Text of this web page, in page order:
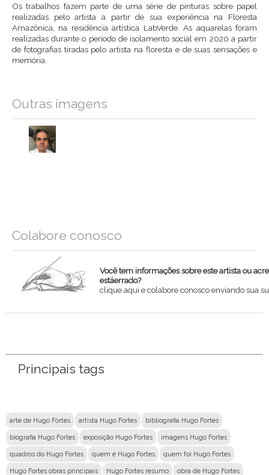
Os trabalhos fazem parte de uma série de pinturas sobre papel
realizadas pelo artista a partir de sua experiência na Floresta
Amazônica, na residência artística LabVerde. As aquarelas foram
realizadas durante o período de isolamento social em 2020 a partir
de fotografias tiradas pelo artista na floresta e de suas sensações e
memória.
Outras imagens
Colabore conosco
Você tem informações sobre este artista ou
estáerrado?
clique aqui e colabore conosco enviando sua
Principais tags
arte de Hugo Fortes artista Hugo Fortes bibliografia Hugo Fortes
biografia Hugo Fortes exposição Hugo Fortes imagens Hugo Fortes
quadros do Hugo Fortes quem é Hugo Fortes quem foi Hugo Fortes
Hugo Fortes obras principais Hugo Fortes resumo obra de Hugo Fortes